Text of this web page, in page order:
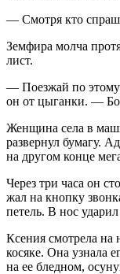
— Смотря кто
Земфира молча
лист.
— Поезжай по
он от цыганки. —
Женщина села в
развернул бумагу.
на другом конце
Через три часа он
жал на кнопку
петель. В нос
Ксения смотрела на
косяке. Она узнала
на ее бледном,